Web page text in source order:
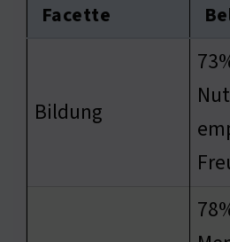
Facette
Bildung